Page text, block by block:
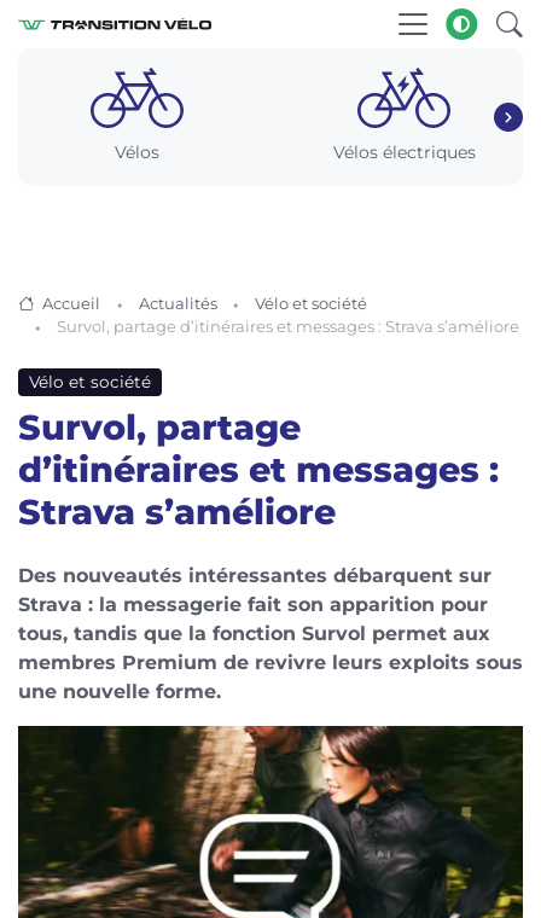
Vélos Vélos électriques
Accueil Actualités
Vélo et société
Survol, partage d’itinéraires et messages : Strava s’améliore
Vélo et société
Survol, partage
d’itinéraires et messages :
Strava s’améliore
Des nouveautés intéressantes débarquent sur
Strava : la messagerie fait son apparition pour
tous, tandis que la fonction Survol permet aux
membres Premium de revivre leurs exploits sous
une nouvelle forme.